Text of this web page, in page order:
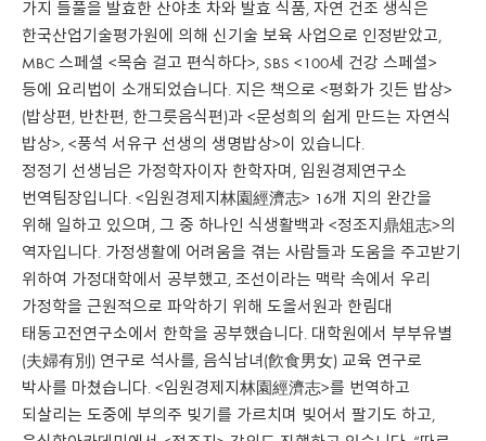
가지 들풀을 발효한 산야초 차와 발효 식품, 자연 건조 생식은
한국산업기술평가원에 의해 신기술 보육 사업으로 인정받았고,
MBC 스페셜 <목숨 걸고 편식하다>, SBS <100세 건강 스페셜>
등에 요리법이 소개되었습니다. 지은 책으로 <평화가 깃든 밥상>
(밥상편, 반찬편, 한그릇음식편)과 <문성희의 쉽게 만드는 자연식
밥상>, <풍석 서유구 선생의 생명밥상>이 있습니다.
정정기 선생님은 가정학자이자 한학자며, 임원경제연구소
번역팀장입니다. <임원경제지林園經濟志> 16개 지의 완간을
위해 일하고 있으며, 그 중 하나인 식생활백과 <정조지鼎俎志>의
역자입니다. 가정생활에 어려움을 겪는 사람들과 도움을 주고받기
위하여 가정대학에서 공부했고, 조선이라는 맥락 속에서 우리
가정학을 근원적으로 파악하기 위해 도올서원과 한림대
태동고전연구소에서 한학을 공부했습니다. 대학원에서 부부유별
(夫婦有別) 연구로 석사를, 음식남녀(飮食男女) 교육 연구로
박사를 마쳤습니다. <임원경제지林園經濟志>를 번역하고
되살리는 도중에 부의주 빚기를 가르치며 빚어서 팔기도 하고,